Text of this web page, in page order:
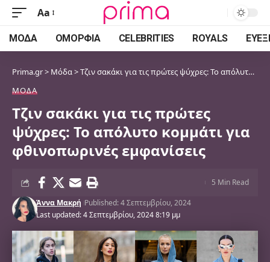
Font
Resizer
Aa
ΜΌΔΑ ΟΜΟΡΦΙΆ CELEBRITIES ROYALS
Prima.gr> Μόδα>Τζιν σακάκι για τις πρώτες ψύχρες: Το απόλυτο κομμάτι για φθινοπωρινές εμφανίσεις
ΜΌΔΑ
Τζιν σακάκι για τις πρώτες
ψύχρες: Το απόλυτο κομμάτι για
φθινοπωρινές εμφανίσεις
Last updated: 4 Σεπτεμβρίου, 2024 8:19 μμ
Άννα Μακρή Published: 4 Σεπτεμβρίου, 2024
5 Min Read